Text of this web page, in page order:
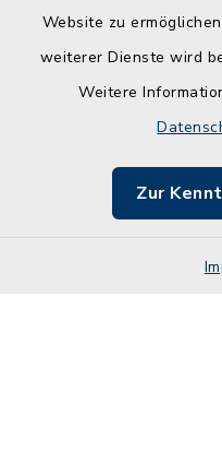
Website zu
weiterer Dienste wird
Weitere
Zur